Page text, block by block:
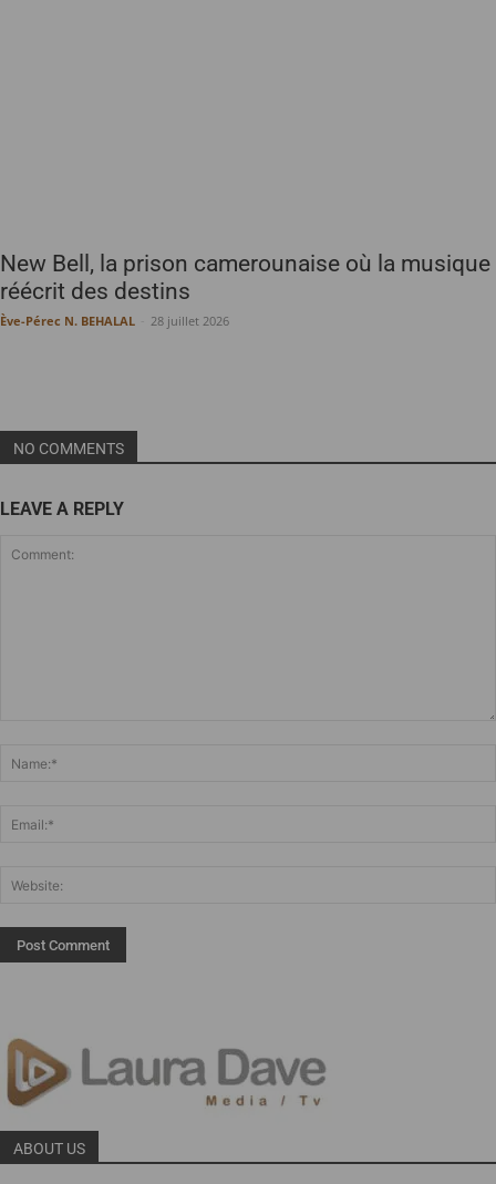
New Bell, la prison camerounaise où la musique
réécrit des destins
Ève-Pérec N. BEHALAL 28 juillet 2026
NO COMMENTS
LEAVE A REPLY
ABOUT US